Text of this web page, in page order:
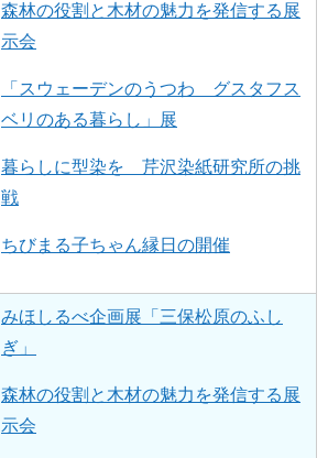
森林の役割と木材の魅力を発信する展
示会
「スウェーデンのうつわ グスタフス
ベリのある暮らし」展
暮らしに型染を 芹沢染紙研究所の挑
戦
ちびまる子ちゃん縁日の開催
みほしるべ企画展「三保松原のふし
ぎ」
森林の役割と木材の魅力を発信する展
示会